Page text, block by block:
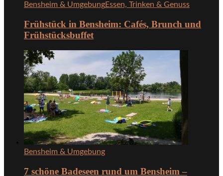
Bensheim & UmgebungEssen, Trinken & Genuss
Frühstück in Bensheim: Cafés, Brunch und
Frühstücksbuffet
Bensheim & Umgebung
7 schöne Badeseen rund um Bensheim –